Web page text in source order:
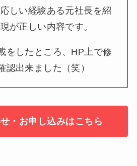
しい経験ある元社長を紹
が正しい内容です。
をしたところ、HP上で修
認出来ました（笑）
・お申し込みはこちら